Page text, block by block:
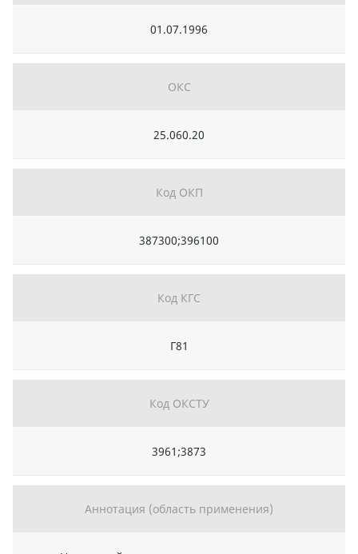
01.07.1996
ОКС
25.060.20
Код ОКП
387300;396100
Код КГС
Г81
Код ОКСТУ
3961;3873
Аннотация (область применения)